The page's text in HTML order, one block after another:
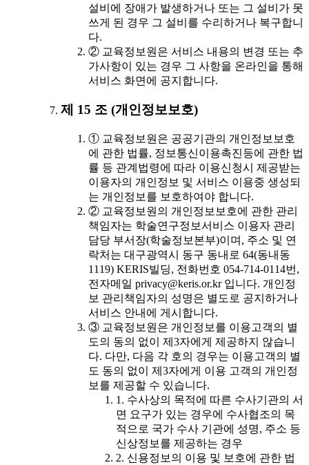
설비에 장애가 발생하거나 또는 그 설비가 못
쓰게 된 경우 그 설비를 수리하거나 복구합니
다.
② 교육정보원은 서비스 내용의 변경 또는 추
가사항이 있는 경우 그 사항을 온라인을 통해
서비스 화면에 공지합니다.
제 15 조 (개인정보보호)
① 교육정보원은 공공기관의 개인정보보호
에 관한 법률, 정보통신이용촉진등에 관한 법
률 등 관계법령에 따라 이용신청시 제공받는
이용자의 개인정보 및 서비스 이용중 생성되
는 개인정보를 보호하여야 합니다.
② 교육정보원의 개인정보보호에 관한 관리
책임자는 학술연구정보서비스 이용자 관리
담당 부서장(학술정보본부)이며, 주소 및 연
락처는 대구광역시 동구 동내로 64(동내동
1119) KERIS빌딩, 전화번호 054-714-0114번,
전자메일 privacy@keris.or.kr 입니다. 개인정
보 관리책임자의 성명은 별도로 공지하거나
서비스 안내에 게시합니다.
③ 교육정보원은 개인정보를 이용고객의 별
도의 동의 없이 제3자에게 제공하지 않습니
다. 다만, 다음 각 호의 경우는 이용고객의 별
도 동의 없이 제3자에게 이용 고객의 개인정
보를 제공할 수 있습니다.
1. 수사상의 목적에 따른 수사기관의 서
면 요구가 있는 경우에 수사협조의 목
적으로 국가 수사 기관에 성명, 주소 등
신상정보를 제공하는 경우
2. 신용정보의 이용 및 보호에 관한 법